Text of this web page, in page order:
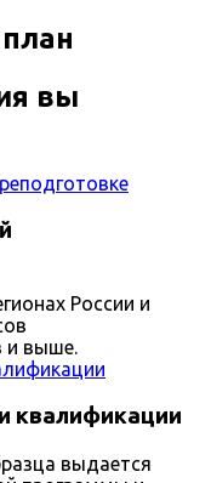
вы
России и
и выше.
квалификации
выдается